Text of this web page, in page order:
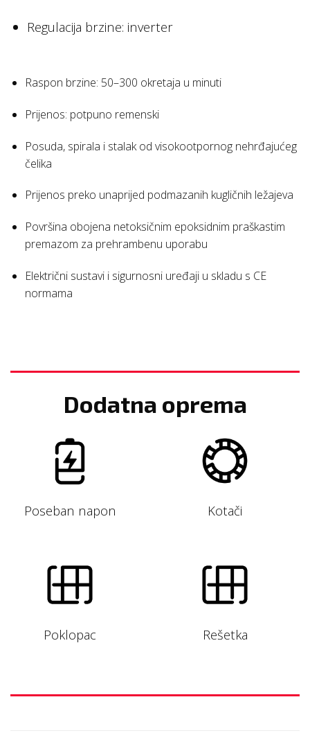
Regulacija brzine: inverter
Raspon brzine: 50–300 okretaja u minuti
Prijenos: potpuno remenski
Posuda, spirala i stalak od visokootpornog nehrđajućeg
čelika
Prijenos preko unaprijed podmazanih kugličnih ležajeva
Površina obojena netoksičnim epoksidnim praškastim
premazom za prehrambenu uporabu
Električni sustavi i sigurnosni uređaji u skladu s CE
normama
Dodatna oprema
Poseban napon Kotači
Poklopac Rešetka